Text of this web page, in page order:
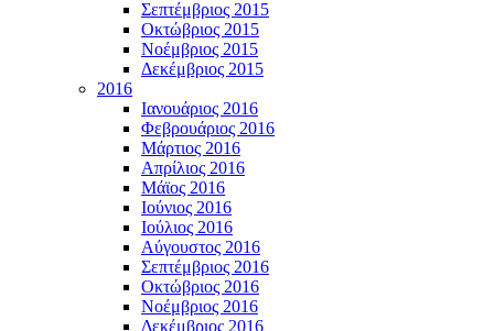
Σεπτέμβριος 2015
Οκτώβριος 2015
Νοέμβριος 2015
Δεκέμβριος 2015
2016
Ιανουάριος 2016
Φεβρουάριος 2016
Μάρτιος 2016
Απρίλιος 2016
Μάϊος 2016
Ιούνιος 2016
Ιούλιος 2016
Αύγουστος 2016
Σεπτέμβριος 2016
Οκτώβριος 2016
Νοέμβριος 2016
Δεκέμβριος 2016